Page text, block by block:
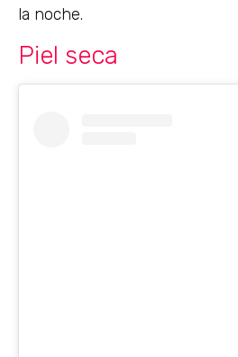
la noche.
Piel seca